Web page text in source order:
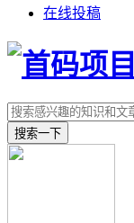
在线投稿
搜索一下